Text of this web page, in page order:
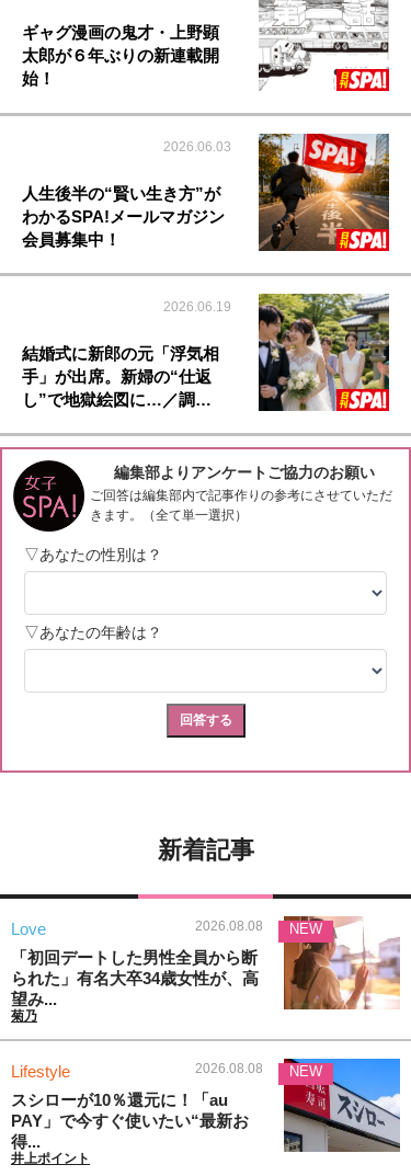
ギャグ漫画の鬼才・上野顕
太郎が６年ぶりの新連載開
始！
2026.06.03
人生後半の“賢い生き方”が
わかるSPA!メールマガジン
会員募集中！
2026.06.19
結婚式に新郎の元「浮気相
手」が出席。新婦の“仕返
し”で地獄絵図に…／調…
新着記事
Love 2026.08.08
「初回デートした男性全員から断
られた」有名大卒34歳女性が、高
望み...
菊乃
NEW
Lifestyle 2026.08.08
スシローが10％還元に！「au
PAY」で今すぐ使いたい“最新お
得...
井上ポイント
NEW